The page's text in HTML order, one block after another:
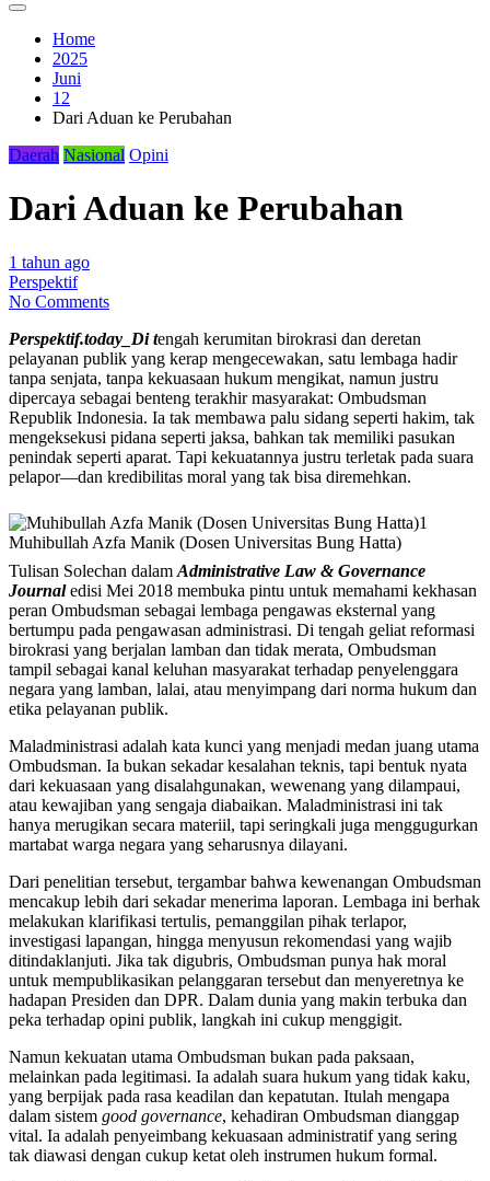
Home
2025
Juni
12
Dari Aduan ke Perubahan
Daerah Nasional Opini
Dari Aduan ke Perubahan
1 tahun ago
Perspektif
No Comments
Perspektif.today_Di tengah kerumitan birokrasi dan deretan
pelayanan publik yang kerap mengecewakan, satu lembaga hadir
tanpa senjata, tanpa kekuasaan hukum mengikat, namun justru
dipercaya sebagai benteng terakhir masyarakat: Ombudsman
Republik Indonesia. Ia tak membawa palu sidang seperti hakim, tak
mengeksekusi pidana seperti jaksa, bahkan tak memiliki pasukan
penindak seperti aparat. Tapi kekuatannya justru terletak pada suara
pelapor—dan kredibilitas moral yang tak bisa diremehkan.
Muhibullah Azfa Manik (Dosen Universitas Bung Hatta)
Tulisan Solechan dalam Administrative Law & Governance
Journaledisi Mei 2018 membuka pintu untuk memahami kekhasan
peran Ombudsman sebagai lembaga pengawas eksternal yang
bertumpu pada pengawasan administrasi. Di tengah geliat reformasi
birokrasi yang berjalan lamban dan tidak merata, Ombudsman
tampil sebagai kanal keluhan masyarakat terhadap penyelenggara
negara yang lamban, lalai, atau menyimpang dari norma hukum dan
etika pelayanan publik.
Maladministrasi adalah kata kunci yang menjadi medan juang utama
Ombudsman. Ia bukan sekadar kesalahan teknis, tapi bentuk nyata
dari kekuasaan yang disalahgunakan, wewenang yang dilampaui,
atau kewajiban yang sengaja diabaikan. Maladministrasi ini tak
hanya merugikan secara materiil, tapi seringkali juga menggugurkan
martabat warga negara yang seharusnya dilayani.
Dari penelitian tersebut, tergambar bahwa kewenangan Ombudsman
mencakup lebih dari sekadar menerima laporan. Lembaga ini berhak
melakukan klarifikasi tertulis, pemanggilan pihak terlapor,
investigasi lapangan, hingga menyusun rekomendasi yang wajib
ditindaklanjuti. Jika tak digubris, Ombudsman punya hak moral
untuk mempublikasikan pelanggaran tersebut dan menyeretnya ke
hadapan Presiden dan DPR. Dalam dunia yang makin terbuka dan
peka terhadap opini publik, langkah ini cukup menggigit.
Namun kekuatan utama Ombudsman bukan pada paksaan,
melainkan pada legitimasi. Ia adalah suara hukum yang tidak kaku,
yang berpijak pada rasa keadilan dan kepatutan. Itulah mengapa
dalam sistem good governance, kehadiran Ombudsman dianggap
vital. Ia adalah penyeimbang kekuasaan administratif yang sering
tak diawasi dengan cukup ketat oleh instrumen hukum formal.